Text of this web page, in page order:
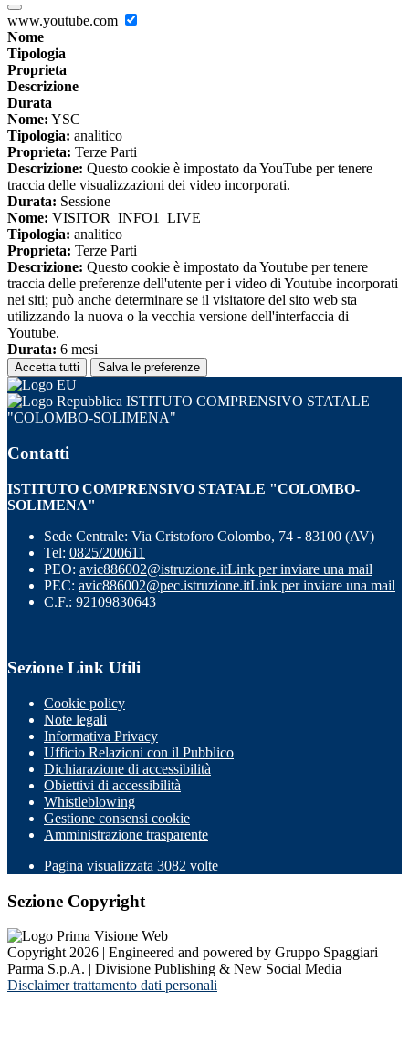
www.youtube.com
Nome
Tipologia
Proprieta
Descrizione
Durata
Nome: YSC
Tipologia: analitico
Proprieta: Terze Parti
Descrizione: Questo cookie è impostato da YouTube per tenere
traccia delle visualizzazioni dei video incorporati.
Durata: Sessione
Nome: VISITOR_INFO1_LIVE
Tipologia: analitico
Proprieta: Terze Parti
Descrizione: Questo cookie è impostato da Youtube per tenere
traccia delle preferenze dell'utente per i video di Youtube incorporati
nei siti; può anche determinare se il visitatore del sito web sta
utilizzando la nuova o la vecchia versione dell'interfaccia di
Youtube.
Durata: 6 mesi
Accetta tutti Salva le preferenze
ISTITUTO COMPRENSIVO STATALE
"COLOMBO-SOLIMENA"
Contatti
ISTITUTO COMPRENSIVO STATALE "COLOMBO-
SOLIMENA"
Sede Centrale: Via Cristoforo Colombo, 74 - 83100 (AV)
Tel: 0825/200611
PEO: avic886002@istruzione.itLink per inviare una mail
PEC: avic886002@pec.istruzione.itLink per inviare una mail
C.F.: 92109830643
Sezione Link Utili
Cookie policy
Note legali
Informativa Privacy
Ufficio Relazioni con il Pubblico
Dichiarazione di accessibilità
Obiettivi di accessibilità
Whistleblowing
Gestione consensi cookie
Amministrazione trasparente
Pagina visualizzata 3082 volte
Sezione Copyright
Copyright 2026 | Engineered and powered by Gruppo Spaggiari
Parma S.p.A. | Divisione Publishing & New Social Media
Disclaimer trattamento dati personali